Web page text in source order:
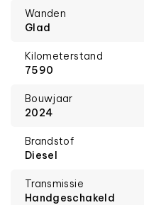
Wanden
Glad
Kilometerstand
7590
Bouwjaar
2024
Brandstof
Diesel
Transmissie
Handgeschakeld